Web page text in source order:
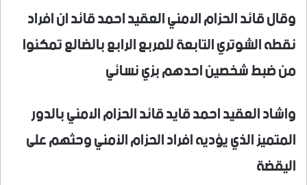
وقال قائد الحزام الامني العقيد احمد قائد ان افراد
نقطه الشوتري التابعة للمربع الرابع بالضالع تمكنوا
من ضبط شخصين احدهم بزي نسائي
واشاد العقيد احمد قايد قائد الحزام الامني بالدور
المتميز الذي يؤديه افراد الحزام الأمني وحثهم على
اليقضة